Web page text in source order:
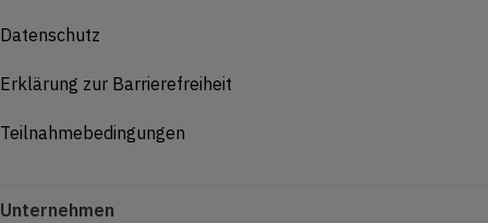
Datenschutz
Erklärung zur Barrierefreiheit
Teilnahmebedingungen
Unternehmen